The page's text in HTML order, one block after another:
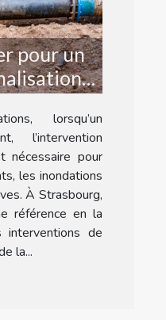
pour un
?
lorsqu’un
l’intervention
nécessaire pour
les inondations
À Strasbourg,
référence en la
interventions de
la...